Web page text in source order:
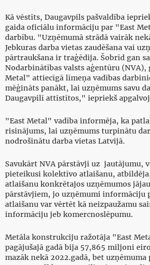
Kā vēstīts, Daugavpils pašvaldība
gaida oficiālu informāciju par "East
darbību. "Uzņēmumā strādā vairāk
Jebkuras darba vietas zaudēšana vai
pārtraukšana ir traģēdija. Šobrīd gan
Nodarbinātības valsts aģentūru (NVA),
Metal" attiecīgā līmeņa vadības
mēģināts panākt, lai uzņēmums savu
Daugavpilī attīstītos," iepriekš
"East Metal" vadība informēja, ka
risinājums, lai uzņēmums turpinātu
nodrošinātu darba vietas Latvijā.
Savukārt NVA pārstāvji uz jautājumu,
pieteikusi kolektīvo atlaišanu,
atlaišanu konkrētajos uzņēmumos
pārstāvjiem, jo uzņēmumi informāciju
atlaišanu var vērtēt kā neizpaužamu
informāciju jeb komercnoslēpumu.
Metāla konstrukciju ražotāja "East
pagājušajā gadā bija 57,865 miljoni
mazāk nekā 2022.gadā, bet uzņēmuma